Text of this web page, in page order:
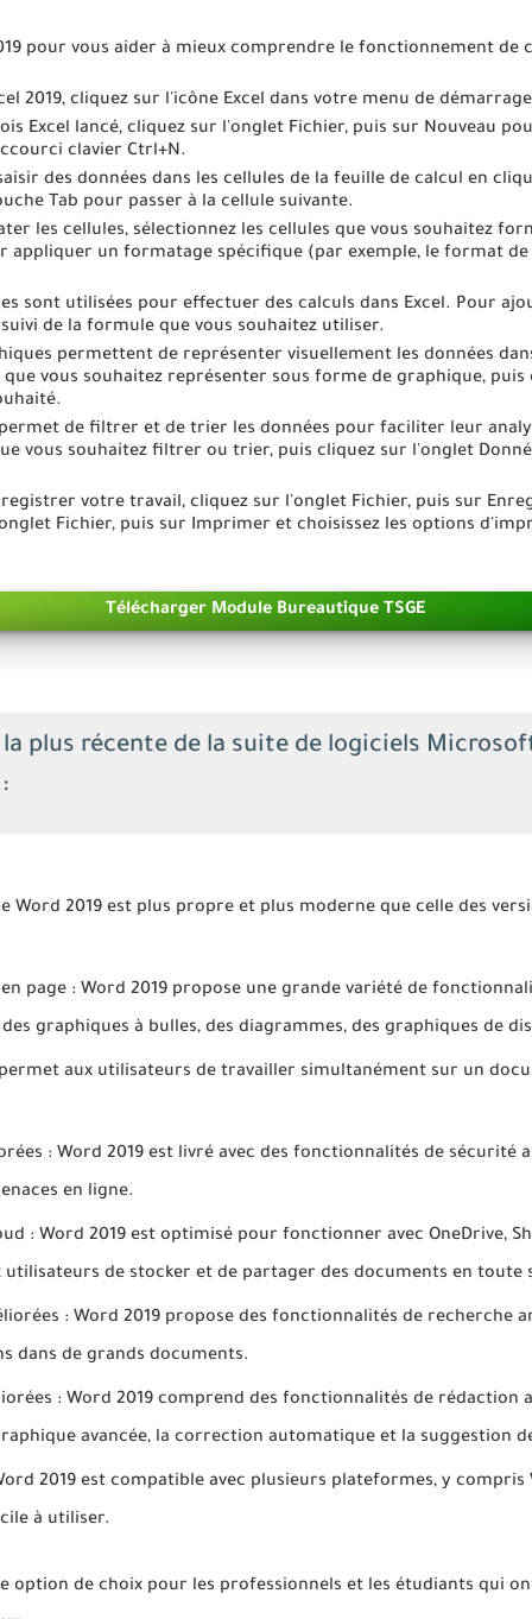
pour vous aider à mieux comprendre le fonctionnement de
2019, cliquez sur l'icône Excel dans votre menu de
Excel lancé, cliquez sur l'onglet Fichier, puis sur Nouveau
clavier Ctrl+N.
des données dans les cellules de la feuille de calcul en
Tab pour passer à la cellule suivante.
les cellules, sélectionnez les cellules que vous souhaitez
appliquer un formatage spécifique (par exemple, le format
sont utilisées pour effectuer des calculs dans Excel. Pour
de la formule que vous souhaitez utiliser.
permettent de représenter visuellement les données
vous souhaitez représenter sous forme de graphique,
de filtrer et de trier les données pour faciliter leur
vous souhaitez filtrer ou trier, puis cliquez sur l'onglet
votre travail, cliquez sur l'onglet Fichier, puis sur
Fichier, puis sur Imprimer et choisissez les options
Télécharger Module Bureautique TSGE
plus récente de la suite de logiciels
Word 2019 est plus propre et plus moderne que celle des
page : Word 2019 propose une grande variété de
graphiques à bulles, des diagrammes, des graphiques de
aux utilisateurs de travailler simultanément sur un
: Word 2019 est livré avec des fonctionnalités de sécurité
en ligne.
: Word 2019 est optimisé pour fonctionner avec OneDrive,
de stocker et de partager des documents en toute
: Word 2019 propose des fonctionnalités de recherche
dans de grands documents.
: Word 2019 comprend des fonctionnalités de rédaction
avancée, la correction automatique et la suggestion
2019 est compatible avec plusieurs plateformes, y compris
à utiliser.
option de choix pour les professionnels et les étudiants qui